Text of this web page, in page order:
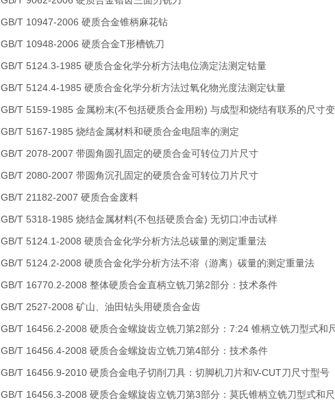
GB/T 10947-2006 硬质合金锥柄麻花钻
GB/T 10948-2006 硬质合金T形槽铣刀
GB/T 5124.3-1985 硬质合金化学分析方法电位滴定法测定钴量
GB/T 5124.4-1985 硬质合金化学分析方法过氧化物光度法测定钛量
GB/T 5159-1985 金属粉末(不包括硬质合金用粉) 与成型和烧结有联系的尺寸
GB/T 5167-1985 烧结金属材料和硬质合金电阻率的测定
GB/T 2078-2007 带圆角圆孔固定的硬质合金可转位刀片尺寸
GB/T 2080-2007 带圆角沉孔固定的硬质合金可转位刀片尺寸
GB/T 21182-2007 硬质合金废料
GB/T 5318-1985 烧结金属材料(不包括硬质合金) 无切口冲击试样
GB/T 5124.1-2008 硬质合金化学分析方法总碳量的测定重量法
GB/T 5124.2-2008 硬质合金化学分析方法不溶（游离）碳量的测定重量法
GB/T 16770.2-2008 整体硬质合金直柄立铣刀第2部分：技术条件
GB/T 2527-2008 矿山、油田钻头用硬质合金齿
GB/T 16456.2-2008 硬质合金螺旋齿立铣刀第2部分：7:24 锥柄立铣刀型式和
GB/T 16456.4-2008 硬质合金螺旋齿立铣刀第4部分：技术条件
GB/T 16456.9-2010 硬质合金电子切削刀具：切脚机刀片和V-CUT刀尺寸型号
GB/T 16456.3-2008 硬质合金螺旋齿立铣刀第3部分：莫氏锥柄立铣刀型式和